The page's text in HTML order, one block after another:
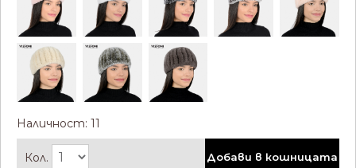
Наличност: 11
Кол. Добави в кошницата